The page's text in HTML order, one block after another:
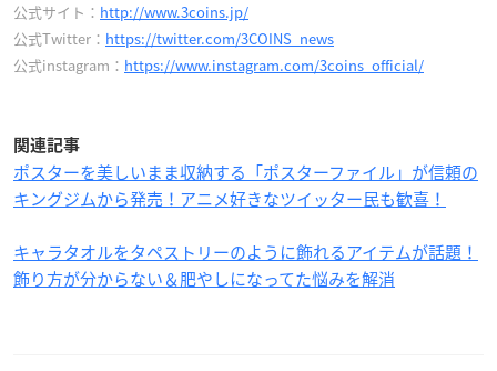
公式サイト： http://www.3coins.jp/
公式Twitter： https://twitter.com/3COINS_news
公式instagram： https://www.instagram.com/3coins_official/
関連記事
ポスターを美しいまま収納する「ポスターファイル」が信頼の
キングジムから発売！アニメ好きなツイッター民も歓喜！
キャラタオルをタペストリーのように飾れるアイテムが話題！
飾り方が分からない＆肥やしになってた悩みを解消